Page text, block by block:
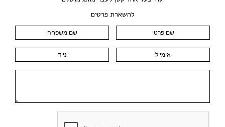
להשארת פרטים